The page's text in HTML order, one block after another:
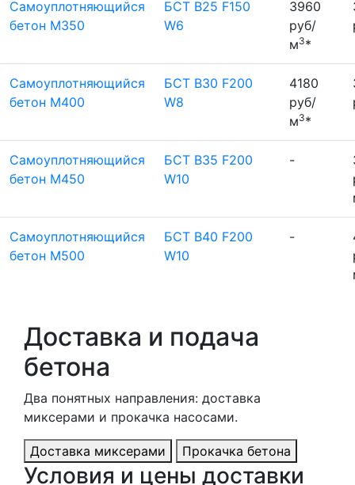
Самоуплотняющийся
бетон М350
БСТ B25 F150
W6
3960
руб/
м3*
Самоуплотняющийся
бетон М400
БСТ B30 F200
W8
4180
руб/
м3*
Самоуплотняющийся
бетон М450
БСТ B35 F200
W10
-
Самоуплотняющийся
бетон М500
БСТ B40 F200
W10
-
Доставка и подача
бетона
Два понятных направления: доставка
миксерами и прокачка насосами.
Доставка миксерами Прокачка бетона
Условия и цены доставки